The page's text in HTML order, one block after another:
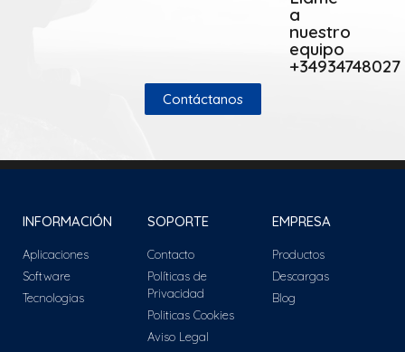
a
nuestro
equipo
+34934748027
Contáctanos
INFORMACIÓN
Aplicaciones
Software
Tecnologias
SOPORTE
Contacto
Políticas de
Privacidad
Politicas Cookies
Aviso Legal
EMPRESA
Productos
Descargas
Blog